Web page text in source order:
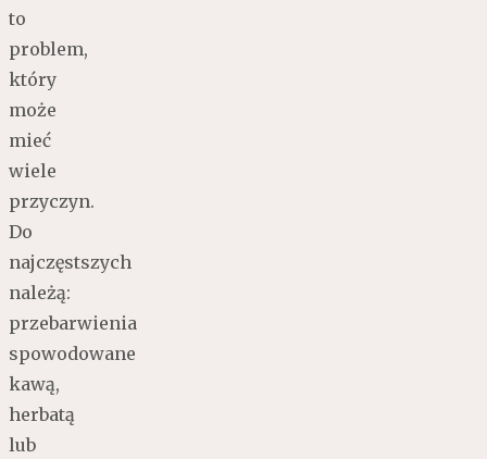
to
problem,
który
może
mieć
wiele
przyczyn.
Do
najczęstszych
należą:
przebarwienia
spowodowane
kawą,
herbatą
lub